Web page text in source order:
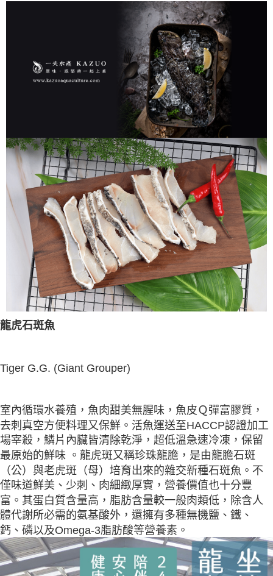
流程，驗證手機門號後，選擇欲分期的期數、繳款截止日，確認付款後即完
3.實際核准額度、可分期數及費用金額請依後續交易確認頁面所載為準。
4.訂單成立30分鐘內，如未前往確認交易或遇審核未通過，訂單將自動取
消。如遇「轉專審核」未通過狀況，表示未達大哥付你分期系統評分，恕無
【繳款方式說明】
1.分期款項不併入電信帳單，「大哥付你分期」於每月結算日後寄送繳費提
2.透過簡訊連結打開帳單後，可選擇「超商條碼／台灣大直營門市／銀行轉
帳／街口支付／iPASS MONEY」等通路繳費。
1.本服務係由「台灣大哥大股份有限公司」（以下簡稱本公司）所提供，讓
用戶於交易時，得透過本服務購買商品或服務，並由商店將買賣／分期付款
買賣價金債權讓與本公司後，依約使用本公司帳單繳交帳款。
2.基於同意付款使用「大哥付你分期」之契約關係目的，商店將以您的個人
資料（包含姓名、電話或地址）提供予台灣大哥大進項蒐集、處理及利用，
由本公司與您本人進行分期帳單所需資料之確認、核對及更正。
3.完整用戶服務條款，請詳閱以下連結：https://oppay.tw/userRule
AFTEE先享後付是「在收到商品之後才付款」的支付方式。 讓您購物簡單
１．簡單：不需註冊會員、不需綁卡、不需儲值。
２．便利：只要手機號碼，簡訊認證，即可結帳。
３．安心：先確認商品／服務後，再付款。
【「AFTEE先享後付」結帳流程】
１．於結帳方式選擇「AFTEE先享後付」後，將跳轉至「AFTEE先享後付」
結帳頁面，進行簡訊認證並確認金額後，即可完成結帳。
２．訂單成立數日內，您將收到繳費通知簡訊。
３．收到繳費通知簡訊後14天內，點擊此簡訊中的連結，可透過四大超商／
ATM／網路銀行／等多元方式進行付款，方視為交易完成。
※ 請注意：結帳手續完成當下不需立刻繳費，但若您需要取消訂單，請聯絡
購買商品的店家。未經商家同意取消之訂單仍視為有效，需透過AFTEE先享
後付繳納相關費用。
※ 交易是否成功請以「AFTEE先享後付 」之結帳頁面顯示為準，若有關於
是否繳費成功／繳費後需取消欲退款等相關疑問，請聯繫「AFTEE先享後付
客戶支援中心」https://netprotections.freshdesk.com/support/home
【注意事項】
１．透過由恩沛科技股份有限公司提供之「AFTEE先享後付」服務完成之交
易，需依本服務之必要範圍內提供個人資料，並將交易相關給付款項請求債
權轉讓予恩沛科技股份有限公司。
２．關於個人資料處理事宜，請瀏覽以下網址：
https://aftee.tw/terms/#terms3
３．未成年的使用者請事先徵得法定代理人或監護人之同意方可使用
「AFTEE先享後付」，若未經同意申辦者引起之損失，本公司不負相關責
４．使用「AFTEE先享後付」時，將依據個別帳號之用戶狀況，依本公司即
恩沛科技股份有限公司將有權停止該用戶之使用額度並採取法律行動。
一夫水產-冷凍7-11取貨(快速到店)
每筆NT$250，滿NT$2,000(含以上)免運費
每筆NT$250，滿NT$1,800(含以上)免運費
龍虎石斑魚
Tiger G.G. (Giant Grouper)
室內循環水養殖，魚肉甜美無腥味，魚皮Ｑ彈富膠質，
去刺真空方便料理又保鮮。活魚運送至HACCP認證加工
場宰殺，鱗片內臟皆清除乾淨，超低溫急速冷凍，保留
最原始的鮮味 。龍虎斑又稱珍珠龍膽，是由龍膽石斑
（公）與老虎斑（母）培育出來的雜交新種石斑魚。不
僅味道鮮美、少刺、肉細緻厚實，營養價值也十分豐
富。其蛋白質含量高，脂肪含量較一般肉類低，除含人
體代謝所必需的氨基酸外，還擁有多種無機鹽、鐵、
鈣、磷以及Omega-3脂肪酸等營養素。